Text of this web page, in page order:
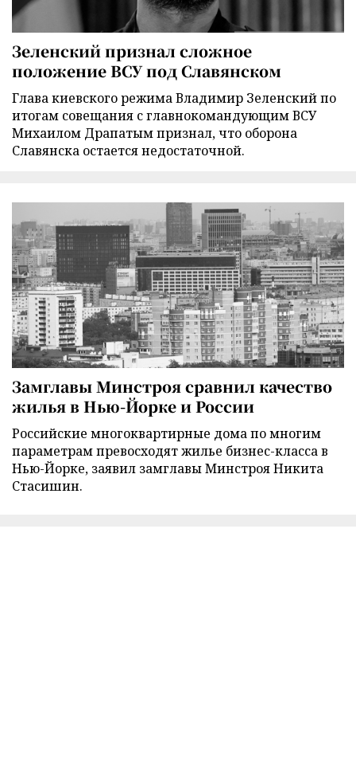
Зеленский признал сложное
положение ВСУ под Славянском
Глава киевского режима Владимир Зеленский по
итогам совещания с главнокомандующим ВСУ
Михаилом Драпатым признал, что оборона
Славянска остается недостаточной.
Замглавы Минстроя сравнил качество
жилья в Нью-Йорке и России
Российские многоквартирные дома по многим
параметрам превосходят жилье бизнес-класса в
Нью-Йорке, заявил замглавы Минстроя Никита
Стасишин.